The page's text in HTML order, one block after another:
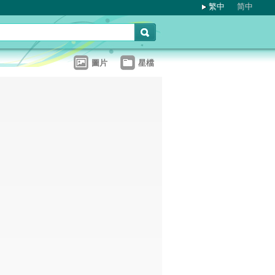
繁中 简中
圖片 星檔